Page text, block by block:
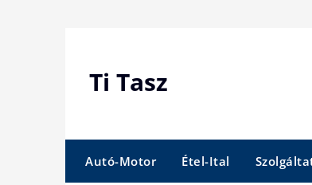
Ti Tasz
Autó-Motor Étel-Ital